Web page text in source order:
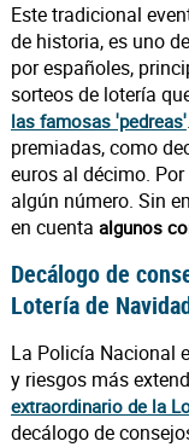
Este tradicional
de historia, es uno
por españoles,
sorteos de lotería
las famosas 'pedreas'
premiadas, como
euros al décimo.
algún número. Sin
en cuenta algunos
Decálogo de
Lotería de
La Policía Nacional
y riesgos más
extraordinario de la
decálogo de